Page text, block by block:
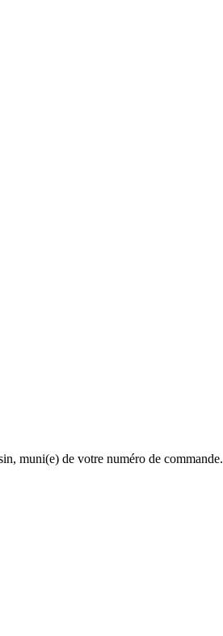
muni(e) de votre numéro de commande.